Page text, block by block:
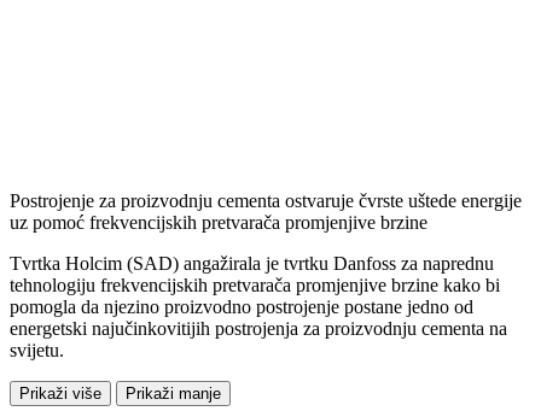
Postrojenje za proizvodnju cementa ostvaruje čvrste uštede energije
uz pomoć frekvencijskih pretvarača promjenjive brzine
Tvrtka Holcim (SAD) angažirala je tvrtku Danfoss za naprednu
tehnologiju frekvencijskih pretvarača promjenjive brzine kako bi
pomogla da njezino proizvodno postrojenje postane jedno od
energetski najučinkovitijih postrojenja za proizvodnju cementa na
svijetu.
Prikaži više Prikaži manje